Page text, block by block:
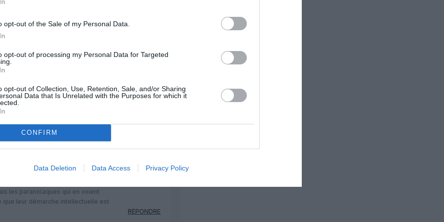
opt-out of the Sale of my Personal Data.
opt-out of processing my Personal Data for Targeted
opt-out of Collection, Use, Retention, Sale, and/or Sharing
Data that Is Unrelated with the Purposes for which it
CONFIRM
Data Deletion Data Access Privacy Policy
FacebookTwitterPinterestLinkedInEmail
11 janvier 2020 - 13 h 16 min
du complot ont eu raison, c est
Iraniens.
avec un complot, ni avec des
les paranoïaques qui en voient
leur démarche intellectuelle est
RÉPONDRE